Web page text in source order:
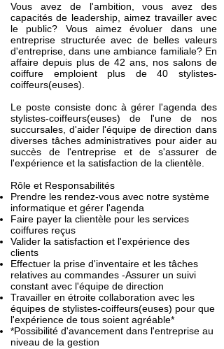
Vous avez de l'ambition, vous avez des
capacités de leadership, aimez travailler avec
le public? Vous aimez évoluer dans une
entreprise structurée avec de belles valeurs
d'entreprise, dans une ambiance familiale? En
affaire depuis plus de 42 ans, nos salons de
coiffure emploient plus de 40 stylistes-
coiffeurs(euses).
Le poste consiste donc à gérer l'agenda des
stylistes-coiffeurs(euses) de l'une de nos
succursales, d'aider l'équipe de direction dans
diverses tâches administratives pour aider au
succès de l'entreprise et de s'assurer de
l'expérience et la satisfaction de la clientèle.
Rôle et Responsabilités
Prendre les rendez-vous avec notre système
informatique et gérer l'agenda
Faire payer la clientèle pour les services
coiffures reçus
Valider la satisfaction et l'expérience des
clients
Effectuer la prise d'inventaire et les tâches
relatives au commandes -Assurer un suivi
constant avec l'équipe de direction
Travailler en étroite collaboration avec les
équipes de stylistes-coiffeurs(euses) pour que
l'expérience de tous soient agréable*
*Possibilité d'avancement dans l'entreprise au
niveau de la gestion